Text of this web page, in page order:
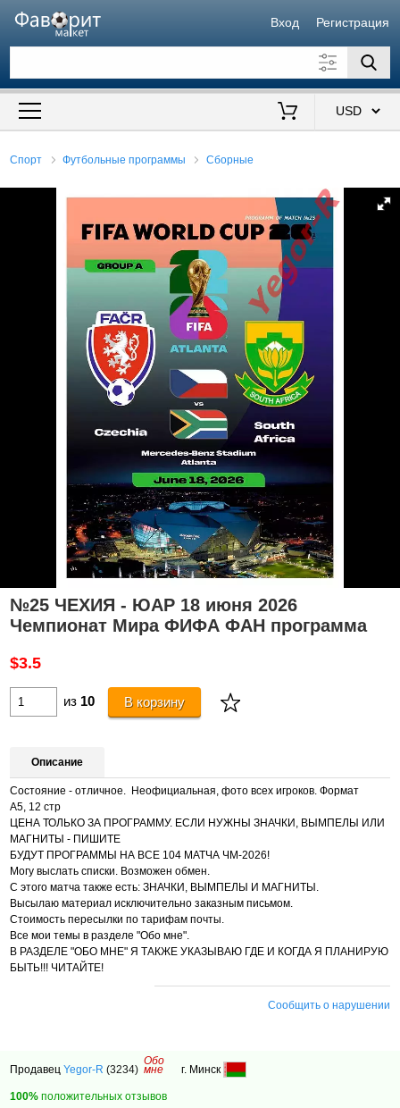
Вход Регистрация
Искать также в описании
Спорт Футбольные программы Сборные
№25 ЧЕХИЯ - ЮАР 18 июня 2026
Чемпионат Мира ФИФА ФАН программа
$3.5
из 10 В корзину
Описание
Состояние - отличное. Неофициальная, фото всех игроков. Формат
А5, 12 стр
ЦЕНА ТОЛЬКО ЗА ПРОГРАММУ. ЕСЛИ НУЖНЫ ЗНАЧКИ, ВЫМПЕЛЫ ИЛИ
МАГНИТЫ - ПИШИТЕ
БУДУТ ПРОГРАММЫ НА ВСЕ 104 МАТЧА ЧМ-2026!
Могу выслать списки. Возможен обмен.
С этого матча также есть: ЗНАЧКИ, ВЫМПЕЛЫ И МАГНИТЫ.
Высылаю материал исключительно заказным письмом.
Стоимость пересылки по тарифам почты.
Все мои темы в разделе "Обо мне".
В РАЗДЕЛЕ "ОБО МНЕ" Я ТАКЖЕ УКАЗЫВАЮ ГДЕ И КОГДА Я ПЛАНИРУЮ
БЫТЬ!!! ЧИТАЙТЕ!
Сообщить о нарушении
ПродавецYegor-R (3234)
Обо
мне г. Минск
100% положительных отзывов